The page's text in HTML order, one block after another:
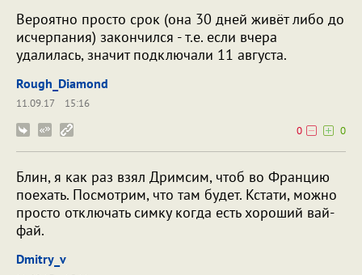
Вероятно просто срок (она 30 дней живёт либо до
исчерпания) закончился - т.е. если вчера
удалилась, значит подключали 11 августа.
Rough_Diamond
11.09.17
15:16
0
0
Блин, я как раз взял Дримсим, чтоб во Францию
поехать. Посмотрим, что там будет. Кстати, можно
просто отключать симку когда есть хороший вай-
фай.
Dmitry_v